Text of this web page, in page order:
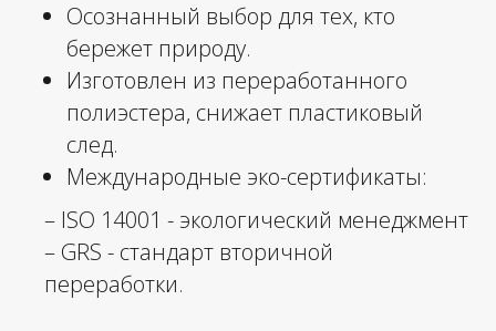
Осознанный выбор для тех, кто
бережет природу.
Изготовлен из переработанного
полиэстера, снижает пластиковый
след.
Международные эко-сертификаты:
– ISO 14001 - экологический менеджмент
– GRS - стандарт вторичной
переработки.